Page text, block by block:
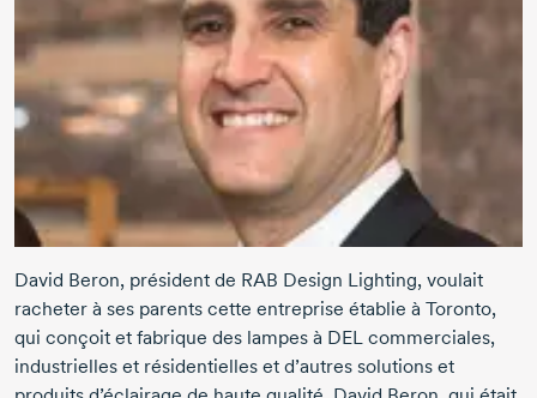
David Beron, président de RAB Design Lighting, voulait
racheter à ses parents cette entreprise établie à Toronto,
qui conçoit et fabrique des lampes à DEL commerciales,
industrielles et résidentielles et d’autres solutions et